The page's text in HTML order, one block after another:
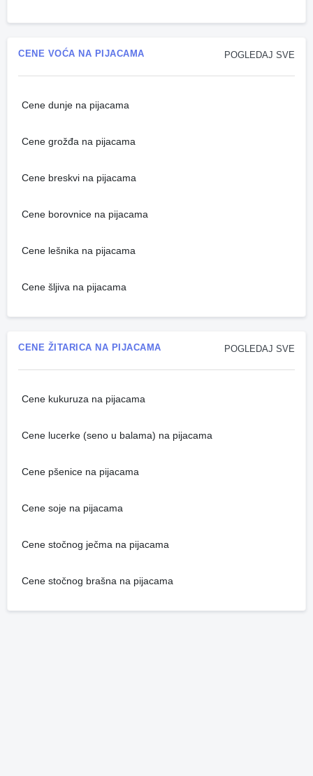
POGLEDAJ SVE
CENE VOĆA NA PIJACAMA
Cene dunje na pijacama
Cene grožđa na pijacama
Cene breskvi na pijacama
Cene borovnice na pijacama
Cene lešnika na pijacama
Cene šljiva na pijacama
POGLEDAJ SVE
CENE ŽITARICA NA PIJACAMA
Cene kukuruza na pijacama
Cene lucerke (seno u balama) na pijacama
Cene pšenice na pijacama
Cene soje na pijacama
Cene stočnog ječma na pijacama
Cene stočnog brašna na pijacama